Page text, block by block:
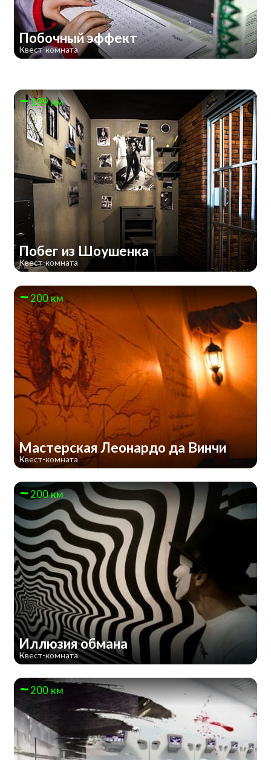
Побочный эффект
Квест-комната
199 км
Побег из Шоушенка
Квест-комната
200 км
Мастерская Леонардо да Винчи
Квест-комната
200 км
Иллюзия обмана
Квест-комната
200 км